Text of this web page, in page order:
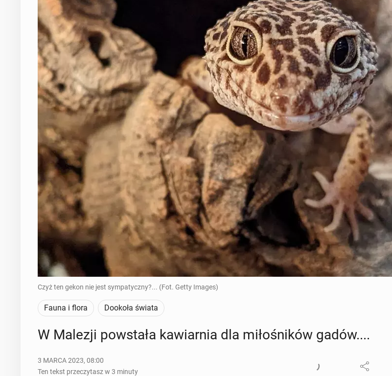
Czyż ten gekon nie jest sympatyczny?... (Fot. Getty Images)
Fauna i flora Dookoła świata
W Malezji po­wsta­ła ka­wiar­nia dla mi­ło­śni­ków gadów....
3 MARCA 2023, 08:00
Ten tekst przeczytasz w 3 minuty